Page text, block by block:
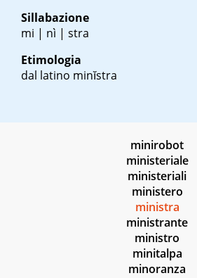
Sillabazione
mi | nì | stra
Etimologia
dal latino minĭstra
minirobot
ministeriale
ministeriali
ministero
ministra
ministrante
ministro
minitalpa
minoranza